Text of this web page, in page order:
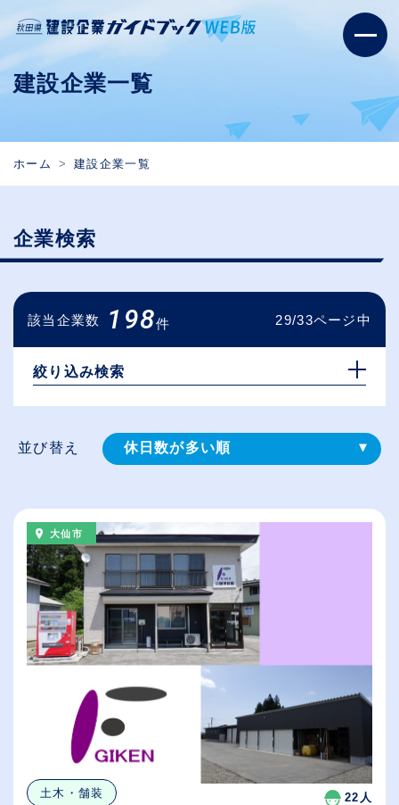
建設企業一覧
ホーム 建設企業一覧
企業検索
該当企業数 198件 29/33ページ中
絞り込み検索
並び替え 休日数が多い順
給与が高い順
（⾼卒の給与を基準）
従業員が多い順
大仙市
土木・舗装 22人